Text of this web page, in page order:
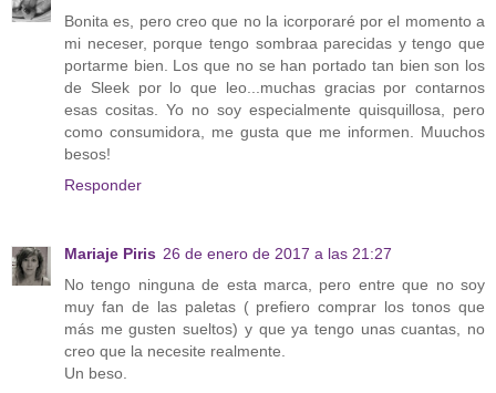
Bonita es, pero creo que no la icorporaré por el momento a
mi neceser, porque tengo sombraa parecidas y tengo que
portarme bien. Los que no se han portado tan bien son los
de Sleek por lo que leo...muchas gracias por contarnos
esas cositas. Yo no soy especialmente quisquillosa, pero
como consumidora, me gusta que me informen. Muuchos
besos!
Responder
Mariaje Piris 26 de enero de 2017 a las 21:27
No tengo ninguna de esta marca, pero entre que no soy
muy fan de las paletas ( prefiero comprar los tonos que
más me gusten sueltos) y que ya tengo unas cuantas, no
creo que la necesite realmente.
Un beso.